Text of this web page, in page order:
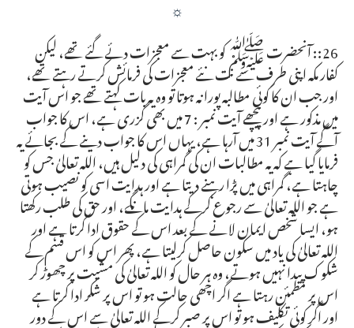
☼
26:: آنحضرت ﷺ کو بہت سے معجزات دئے گئے تھے، لیکن
کفار مکہ اپنی طرف سے نت نئے معجزات کی فرمائش کرتے رہتے تھے،
اور جب ان کا کوئی مطالبہ پورا نہ ہوتا تو وہ یہ بات کہتے تھے جو اس آیت
میں مذکور ہے اور پیچھے آیت نمبر : 7 میں بھی گزری ہے، اس کا جواب
آگے آیت نمبر 31 میں آرہا ہے، یہاں اس کا جواب دینے کے بجائے یہ
فرمایا گیا ہے کہ یہ مطالبات ان کی گمراہی کی دلیل ہیں، اللہ تعالیٰ جس کو
چاہتا ہے، گمراہی میں پڑا رہنے دیتا ہے اور ہدایت اسی کو نصیب ہوتی
ہے جو اللہ تعالیٰ سے رجوع کرکے ہدایت مانگے، اور حق کی طلب رکھتا
ہو، ایسا شخص ایمان لانے کے بعد اس کے حقوق ادا کرتا ہے اور
اللہ تعالیٰ کی یاد میں سکون حاصل کرلیتا ہے، پھر اس کو اس قسم کے
شکوک پیدا نہیں ہوتے، وہ ہر حال کو اللہ تعالیٰ کی مشیت پر چھوڑ کر
اس پر مطمئن رہتا ہے اگر اچھی حالت ہو تو اس پر شکر ادا کرتا ہے
اور اگر کوئی تکلیف ہو تو اس پر صبر کرکے اللہ تعالیٰ سے اس کے دور